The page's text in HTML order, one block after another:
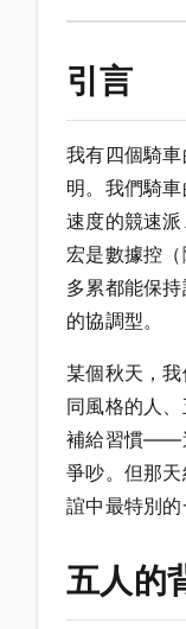
引言
我有四個騎
明。我們騎
速度的競速
宏是數據控
多累都能保
的協調型。
某個秋天，
同風格的人
補給習慣——
爭吵。但那
誼中最特別的
五人的